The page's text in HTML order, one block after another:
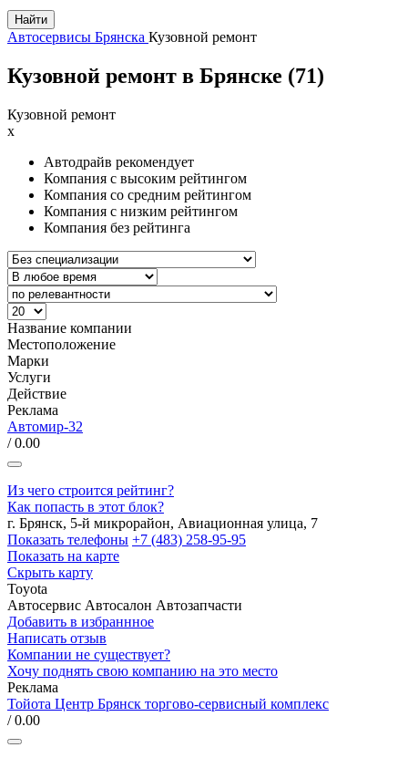
Найти
Автосервисы Брянска Кузовной ремонт
Кузовной ремонт в Брянске (71)
Кузовной ремонт
x
Автодрайв рекомендует
Компания с высоким рейтингом
Компания со средним рейтингом
Компания с низким рейтингом
Компания без рейтинга
Название компании
Местоположение
Марки
Услуги
Действие
Реклама
Автомир-32
/ 0.00
Из чего строится рейтинг?
Как попасть в этот блок?
г. Брянск, 5-й микрорайон, Авиационная улица, 7
Показать телефоны +7 (483) 258-95-95
Показать на карте
Скрыть карту
Toyota
Автосервис Автосалон Автозапчасти
Добавить в избраннное
Написать отзыв
Компании не существует?
Хочу поднять свою компанию на это место
Реклама
Тойота Центр Брянск торгово-сервисный комплекс
/ 0.00